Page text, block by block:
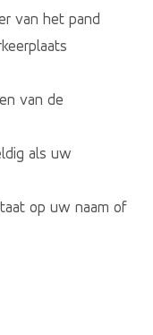
van het pand
van de
als uw
op uw naam of